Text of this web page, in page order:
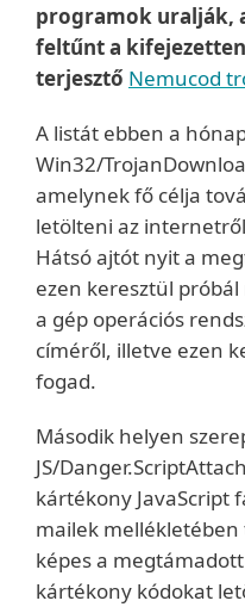
programok uralják,
feltűnt a
terjesztő Nemucod
A listát ebben a
Win32/
amelynek fő célja
letölteni az
Hátsó ajtót nyit a
ezen keresztül
a gép operációs
címéről, illetve ezen
fogad.
Második helyen
JS/
kártékony JavaScript
mailek
képes a
kártékony kódokat